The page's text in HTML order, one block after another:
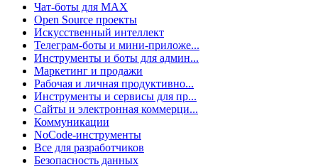
Чат-боты для MAX
Open Source проекты
Искусственный интеллект
Телеграм-боты и мини-приложе...
Инструменты и боты для админ...
Маркетинг и продажи
Рабочая и личная продуктивно...
Инструменты и сервисы для пр...
Сайты и электронная коммерци...
Коммуникации
NoCode-инструменты
Все для разработчиков
Безопасность данных